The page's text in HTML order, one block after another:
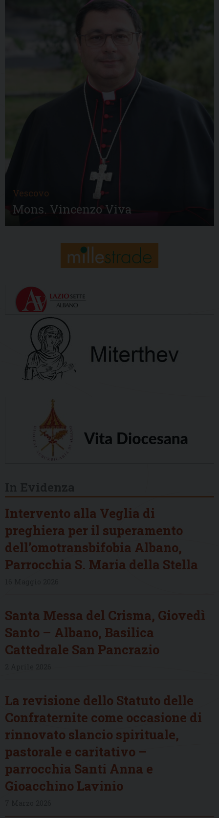
Vescovo
Mons. Vincenzo Viva
Intervento alla Veglia di
preghiera per il superamento
dell’omotransbifobia Albano,
Parrocchia S. Maria della Stella
Santa Messa del Crisma, Giovedì
Santo – Albano, Basilica
Cattedrale San Pancrazio
La revisione dello Statuto delle
Confraternite come occasione di
rinnovato slancio spirituale,
pastorale e caritativo –
parrocchia Santi Anna e
Gioacchino Lavinio